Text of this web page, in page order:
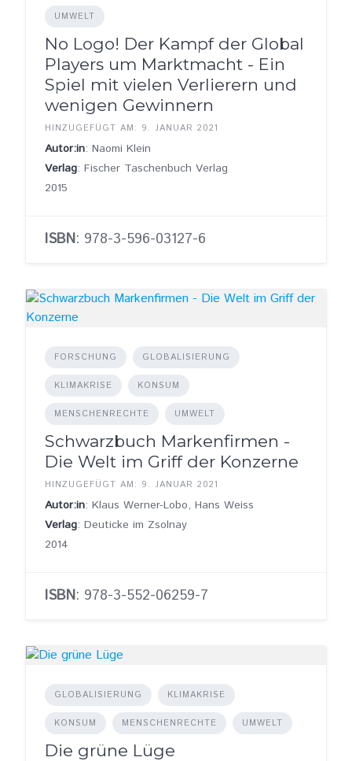
UMWELT
No Logo! Der Kampf der Global
Players um Marktmacht - Ein
Spiel mit vielen Verlierern und
wenigen Gewinnern
HINZUGEFÜGT AM: 9. JANUAR 2021
Autor:in: Naomi Klein
Verlag: Fischer Taschenbuch Verlag
2015
ISBN: 978-3-596-03127-6
FORSCHUNG GLOBALISIERUNG
KLIMAKRISE KONSUM
MENSCHENRECHTE UMWELT
Schwarzbuch Markenfirmen -
Die Welt im Griff der Konzerne
HINZUGEFÜGT AM: 9. JANUAR 2021
Autor:in: Klaus Werner-Lobo, Hans Weiss
Verlag: Deuticke im Zsolnay
2014
ISBN: 978-3-552-06259-7
GLOBALISIERUNG KLIMAKRISE
KONSUM MENSCHENRECHTE UMWELT
Die grüne Lüge